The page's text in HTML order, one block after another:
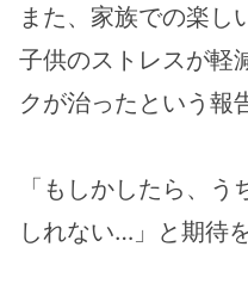
また、家族での楽し
子供のストレスが軽
クが治ったという報
「もしかしたら、
しれない…」と期待